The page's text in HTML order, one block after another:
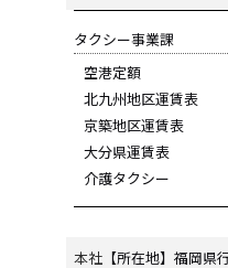
タクシー事業課
空港定額
北九州地区運賃表
京築地区運賃表
大分県運賃表
介護タクシー
本社 【所在地】福岡県